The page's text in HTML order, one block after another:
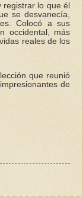
lo que él
se desvanecía,
Colocó a sus
occidental, más
reales de los
que reunió
de